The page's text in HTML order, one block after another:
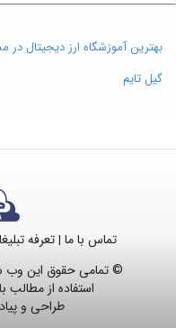
بهترین آموزشگاه ارز دیجیتال در
گیل تایم
تماس با ما |تعرفه
© تمامی حقوق این وب
استفاده از
طراحی و